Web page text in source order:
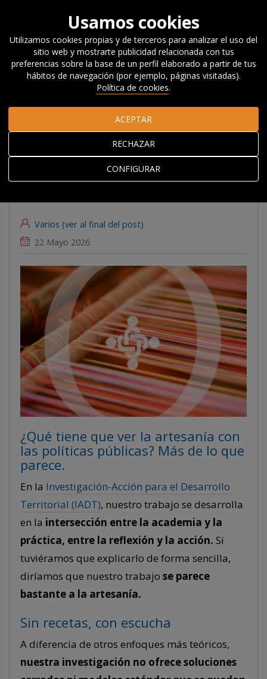
Actualidad
Noticias, Eventos y
Blog
#Beyondcompetitiveness
Investigación artesana: una
nueva forma de abordar los retos del territorio
Investigación
artesana: una nueva
forma de abordar los
Varios (ver al final del post)
22 Mayo 2026
¿Qué tiene que ver la artesanía con
las políticas públicas? Más de lo que
parece.
En la Investigación-Acción para el Desarrollo
Territorial (IADT), nuestro trabajo se desarrolla
en la intersección entre la academia y la
práctica, entre la reflexión y la acción. Si
tuviéramos que explicarlo de forma sencilla,
diríamos que nuestro trabajo se parece
bastante a la artesanía.
Sin recetas, con escucha
A diferencia de otros enfoques más teóricos,
nuestra investigación no ofrece soluciones
Usamos cookies
Utilizamos cookies propias y de terceros para analizar el uso del
sitio web y mostrarte publicidad relacionada con tus
preferencias sobre la base de un perfil elaborado a partir de tus
hábitos de navegación (por ejemplo, páginas visitadas).
Política de cookies.
CONFIGURAR
RECHAZAR
ACEPTAR